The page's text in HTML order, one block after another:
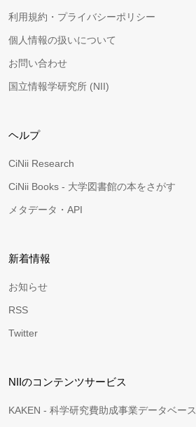
利用規約・プライバシーポリシー
個人情報の扱いについて
お問い合わせ
国立情報学研究所 (NII)
ヘルプ
CiNii Research
CiNii Books - 大学図書館の本をさがす
メタデータ・API
新着情報
お知らせ
RSS
Twitter
NIIのコンテンツサービス
KAKEN - 科学研究費助成事業データベース